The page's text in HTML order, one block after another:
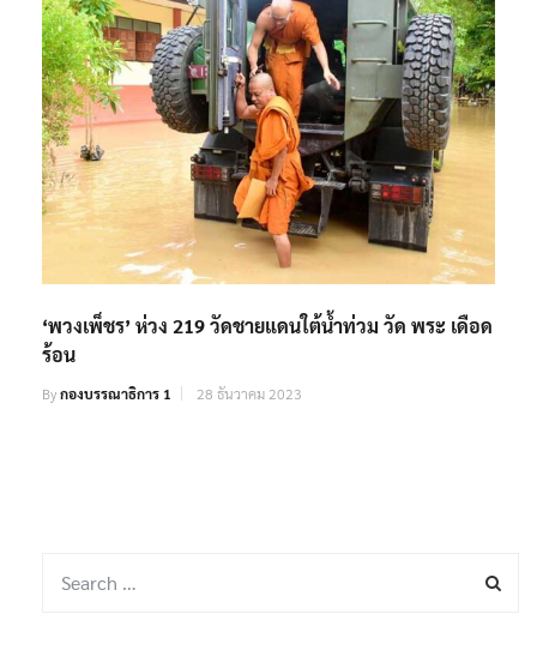
‘พวงเพ็ชร’ ห่วง 219 วัดชายแดนใต้น้ำท่วม วัด พระ เดือด
ร้อน
Byกองบรรณาธิการ 1 28 ธันวาคม 2023